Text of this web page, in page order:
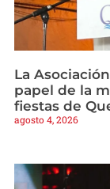
La
papel de la
fiestas de
agosto 4, 2026